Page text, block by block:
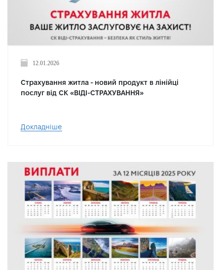
12.01.2026
Страхування житла - новий продукт в лінійці
послуг від СК «ВІДІ-СТРАХУВАННЯ»
Докладніше